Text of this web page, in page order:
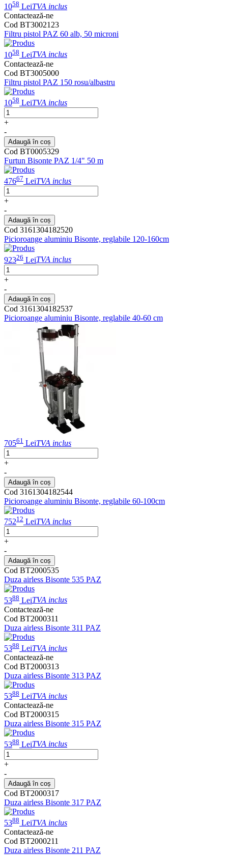
1058 LeiTVA inclus
Contactează-ne
Cod BT3002123
Filtru pistol PAZ 60 alb, 50 microni
1058 LeiTVA inclus
Contactează-ne
Cod BT3005000
Filtru pistol PAZ 150 rosu/albastru
1058 LeiTVA inclus
+
-
Adaugă în coș
Cod BT0005329
Furtun Bisonte PAZ 1/4" 50 m
47667 LeiTVA inclus
+
-
Adaugă în coș
Cod 3161304182520
Picioroange aluminiu Bisonte, reglabile 120-160cm
92326 LeiTVA inclus
+
-
Adaugă în coș
Cod 3161304182537
Picioroange aluminiu Bisonte, reglabile 40-60 cm
70561 LeiTVA inclus
+
-
Adaugă în coș
Cod 3161304182544
Picioroange aluminiu Bisonte, reglabile 60-100cm
75212 LeiTVA inclus
+
-
Adaugă în coș
Cod BT2000535
Duza airless Bisonte 535 PAZ
5388 LeiTVA inclus
Contactează-ne
Cod BT2000311
Duza airless Bisonte 311 PAZ
5388 LeiTVA inclus
Contactează-ne
Cod BT2000313
Duza airless Bisonte 313 PAZ
5388 LeiTVA inclus
Contactează-ne
Cod BT2000315
Duza airless Bisonte 315 PAZ
5388 LeiTVA inclus
+
-
Adaugă în coș
Cod BT2000317
Duza airless Bisonte 317 PAZ
5388 LeiTVA inclus
Contactează-ne
Cod BT2000211
Duza airless Bisonte 211 PAZ